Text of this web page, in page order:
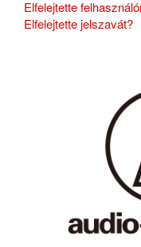
Elfelejtette
Elfelejtette jelszavát?